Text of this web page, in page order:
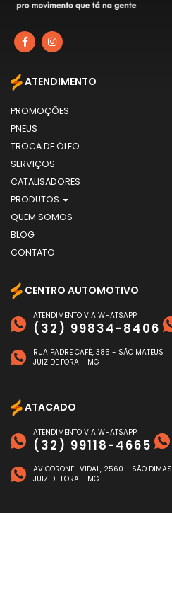
ATENDIMENTO
PROMOÇÕES
PNEUS
TROCA DE ÓLEO
SERVIÇOS
CATALISADORES
PRODUTOS
QUEM SOMOS
BLOG
CONTATO
CENTRO AUTOMOTIVO
ATENDIMENTO VIA WHATSAPP
(32) 99834-8406
RUA PADRE CAFÉ, 385 - SÃO MATEUS
JUIZ DE FORA - MG
ATACADO
ATENDIMENTO VIA WHATSAPP
(32) 99118-4665
AV CORONEL VIDAL, 2560 - SÃO DIMAS
JUIZ DE FORA - MG